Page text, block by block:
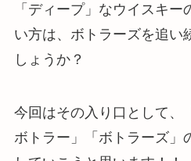
「ディープ」なウイスキ
い方は、ボトラーズを追い
しょうか？
今回はその入り口として、
ボトラー」「ボトラーズ」